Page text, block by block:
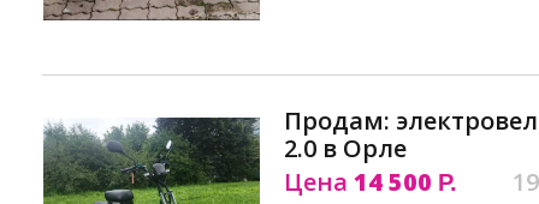
Продам:
2.0 в Орле
Цена 14 500 Р.